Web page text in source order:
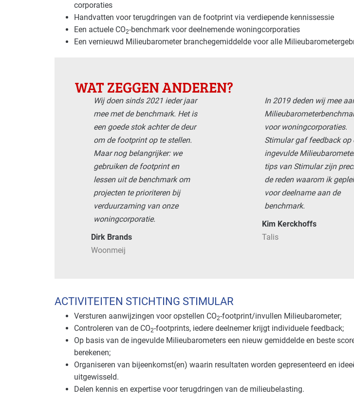
corporaties
Handvatten voor terugdringen van de footprint via verdiepende kennissessie
Een actuele CO2-benchmark voor deelnemende woningcorporaties
Een vernieuwd Milieubarometer branchegemiddelde voor alle
WAT ZEGGEN ANDEREN?
Wij doen sinds 2021 ieder jaar
mee met de benchmark. Het is
een goede stok achter de deur
om de footprint op te stellen.
Maar nog belangrijker: we
gebruiken de footprint en
lessen uit de benchmark om
projecten te prioriteren bij
verduurzaming van onze
woningcorporatie.
Dirk Brands
Woonmeij
In 2019 deden wij mee
voor woningcorporaties.
Stimular gaf feedback op
ingevulde
tips van Stimular zijn
de reden waarom ik
voor deelname aan de
benchmark.
Kim Kerckhoffs
Talis
ACTIVITEITEN STICHTING STIMULAR
Versturen aanwijzingen voor opstellen CO2-footprint/invullen Milieubarometer;
Controleren van de CO2-footprints, iedere deelnemer krijgt individuele feedback;
Op basis van de ingevulde Milieubarometers een nieuw gemiddelde en beste
berekenen;
Organiseren van bijeenkomst(en) waarin resultaten worden gepresenteerd en
uitgewisseld.
Delen kennis en expertise voor terugdringen van de milieubelasting.